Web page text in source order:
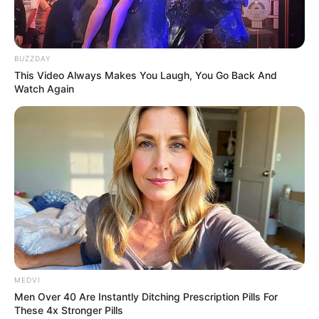
Why everything you thought you knew about water
might be wrong
CTA LOVE
She Took Her Love For Horses To A Whole New Level
BUZZDAY
This Video Always Makes You Laugh, You Go Back And
Watch Again
MEDVI
Men Over 40 Are Instantly Ditching Prescription Pills For
These 4x Stronger Pills